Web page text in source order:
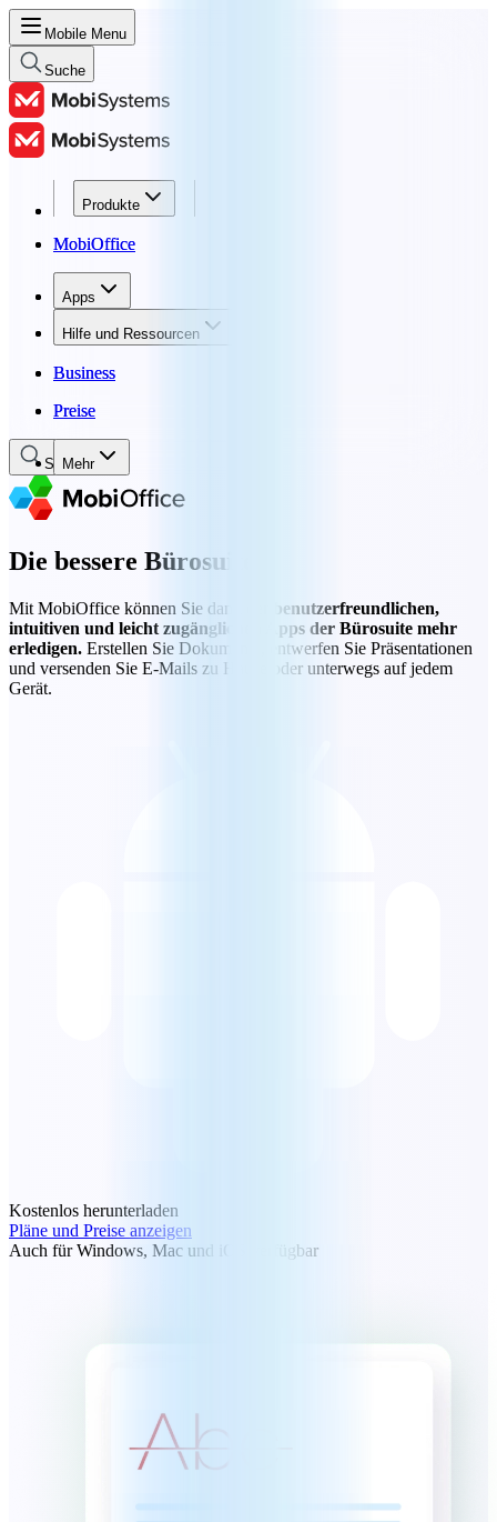
Mobile Menu
Suche
Produkte
MobiOffice
Apps
Hilfe und Ressourcen
Business
Preise
Mehr
Produkte
MobiOffice
Apps
Hilfe und Ressourcen
Business
Preise
Suche
Die bessere Bürosuite
Mit MobiOffice können Sie dank der
benutzerfreundlichen,
intuitiven und leicht zugänglichen Apps der Bürosuite mehr
erledigen. Erstellen Sie Dokumente, entwerfen Sie Präsentationen
und versenden Sie E-Mails zu Hause oder unterwegs auf jedem
Gerät.
Kostenlos herunterladen
Pläne und Preise anzeigen
Auch für Windows, Mac und iOS verfügbar